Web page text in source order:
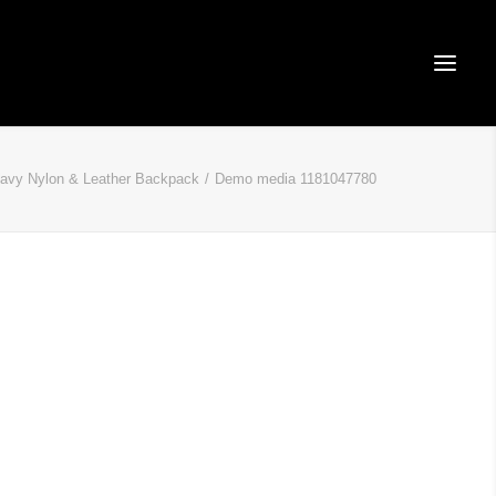
Nylon & Leather Backpack Demo media 1181047780